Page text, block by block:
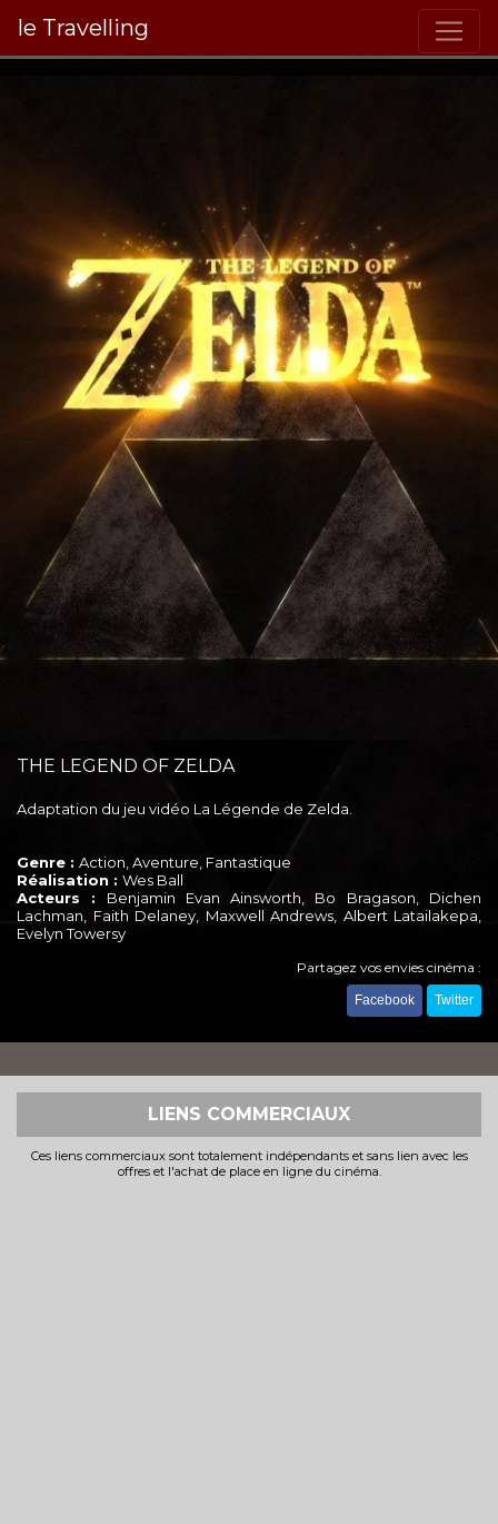
le Travelling
THE LEGEND OF ZELDA
Adaptation du jeu vidéo La Légende de Zelda.
Genre : Action, Aventure, Fantastique
Réalisation : Wes Ball
Acteurs : Benjamin Evan Ainsworth, Bo Bragason, Dichen
Lachman, Faith Delaney, Maxwell Andrews, Albert Latailakepa,
Evelyn Towersy
Partagez vos envies cinéma :
Facebook Twitter
LIENS COMMERCIAUX
Ces liens commerciaux sont totalement indépendants et sans lien avec les
offres et l'achat de place en ligne du cinéma.